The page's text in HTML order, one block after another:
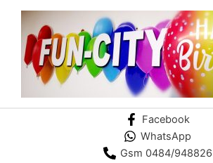
inhoud
Facebook
WhatsApp
Gsm 0484/948826